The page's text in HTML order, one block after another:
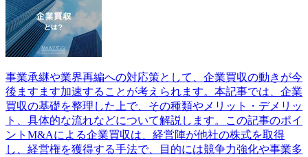
事業承継や業界再編への対応策として、企業買収の動きが今
後ますます加速することが考えられます。本記事では、企業
買収の基礎を整理した上で、その種類やメリット・デメリッ
ト、具体的な流れなどについて解説します。この記事のポイ
ントM&Aによる企業買収は、経営陣が他社の株式を取得
し、経営権を獲得する手法で、目的には競争力強化や事業多